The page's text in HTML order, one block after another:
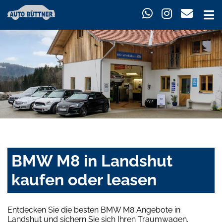
BMW M8 in Landshut
kaufen oder leasen
Entdecken Sie die besten BMW M8 Angebote in
Landshut und sichern Sie sich Ihren Traumwagen.